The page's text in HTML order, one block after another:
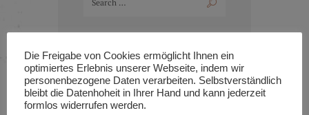
ARCHIVE
Adam Brown zu
What to Expect After
the First Tattoo
Die Freigabe von Cookies ermöglicht Ihnen ein
optimiertes Erlebnis unserer Webseite, indem wir
personenbezogene Daten verarbeiten. Selbstverständlich
bleibt die Datenhoheit in Ihrer Hand und kann jederzeit
formlos widerrufen werden.